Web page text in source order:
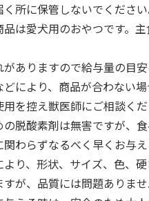
び散
抗菌サ
)
獣医師開発 ニオイ
をとる砂専用 猫ト
イレ ナチュラルグ
1,550円
(送料別・税込)
無
ム
ぐ
(
所に保管しないでください
品は愛犬用のおやつです。
がありますので給与量の目
どにより、商品が合わない
を控え獣医師にご相談くだ
の脱酸素剤は無害ですが、
わらずなるべく早くお与え
より、形状、サイズ、色、
が、品質には問題ありませ